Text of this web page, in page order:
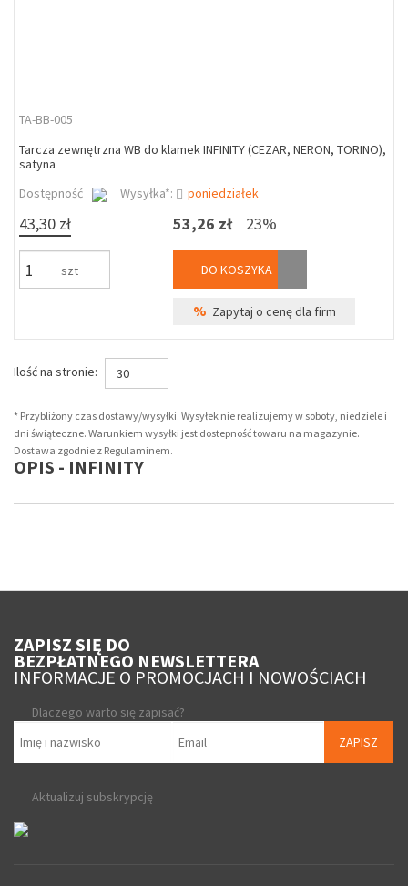
TA-BB-005
Tarcza zewnętrzna WB do klamek INFINITY (CEZAR, NERON, TORINO),
satyna
Dostępność
Wysyłka*: poniedziałek
43,30 zł
szt
53,26 zł 23%
DO KOSZYKA
% Zapytaj o cenę dla firm
Ilość na stronie: 30
* Przybliżony czas dostawy/wysyłki. Wysyłek nie realizujemy w soboty, niedziele i
dni świąteczne. Warunkiem wysyłki jest dostepność towaru na magazynie.
Dostawa zgodnie z Regulaminem.
OPIS - INFINITY
ZAPISZ SIĘ DO
BEZPŁATNEGO NEWSLETTERA
INFORMACJE O PROMOCJACH I NOWOŚCIACH
Dlaczego warto się zapisać?
ZAPISZ
Aktualizuj subskrypcję